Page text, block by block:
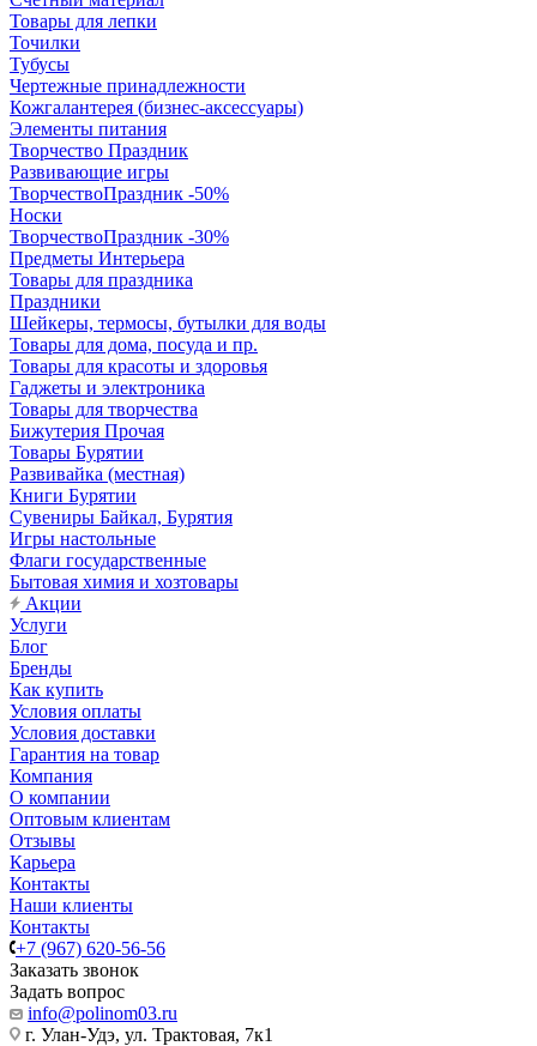
Товары для лепки
Точилки
Тубусы
Чертежные принадлежности
Кожгалантерея (бизнес-аксессуары)
Элементы питания
Творчество Праздник
Развивающие игры
ТворчествоПраздник -50%
Носки
ТворчествоПраздник -30%
Предметы Интерьера
Товары для праздника
Праздники
Шейкеры, термосы, бутылки для воды
Товары для дома, посуда и пр.
Товары для красоты и здоровья
Гаджеты и электроника
Товары для творчества
Бижутерия Прочая
Товары Бурятии
Развивайка (местная)
Книги Бурятии
Сувениры Байкал, Бурятия
Игры настольные
Флаги государственные
Бытовая химия и хозтовары
Акции
Услуги
Блог
Бренды
Как купить
Условия оплаты
Условия доставки
Гарантия на товар
Компания
О компании
Оптовым клиентам
Отзывы
Карьера
Контакты
Наши клиенты
Контакты
+7 (967) 620-56-56
Заказать звонок
Задать вопрос
info@polinom03.ru
г. Улан-Удэ, ул. Трактовая, 7к1